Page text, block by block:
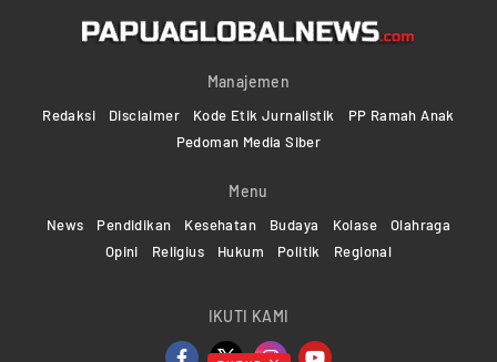
Manajemen
Redaksi Disclaimer Kode Etik Jurnalistik
PP Ramah Anak
Pedoman Media Siber
Menu
News Pendidikan Kesehatan Budaya Kolase
Olahraga
Opini
Religius Hukum Politik Regional
IKUTI KAMI